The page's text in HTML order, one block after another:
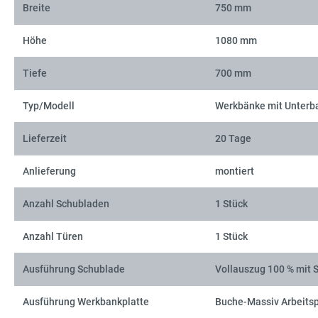
Breite 750 mm
Höhe 1080 mm
Tiefe 700 mm
Typ/Modell Werkbänke mit
Lieferzeit 20 Tage
Anlieferung montiert
Anzahl Schubladen 1 Stück
Anzahl Türen 1 Stück
Ausführung Schublade Vollauszug 100 % mit
Ausführung Werkbankplatte Buche-Massiv